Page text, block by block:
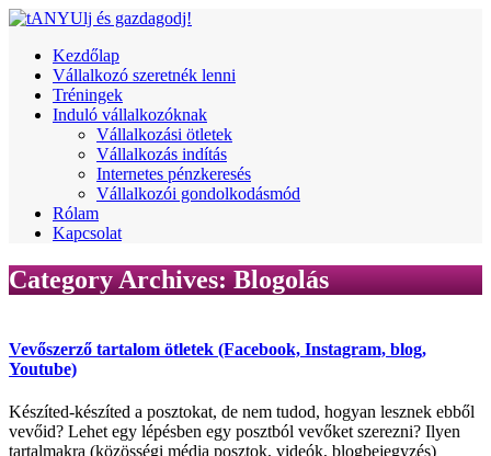
Kezdőlap
Vállalkozó szeretnék lenni
Tréningek
Induló vállalkozóknak
Vállalkozási ötletek
Vállalkozás indítás
Internetes pénzkeresés
Vállalkozói gondolkodásmód
Rólam
Kapcsolat
Category Archives:Blogolás
Vevőszerző tartalom ötletek (Facebook, Instagram, blog,
Youtube)
Készíted-készíted a posztokat, de nem tudod, hogyan lesznek ebből
vevőid? Lehet egy lépésben egy posztból vevőket szerezni? Ilyen
tartalmakra (közösségi média posztok, videók, blogbejegyzés)